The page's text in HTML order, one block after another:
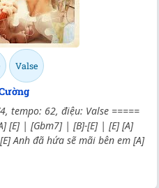
Valse
tempo: 62, điệu: Valse =====
[E] | [Gbm7] | [B]-[E] | [E] [A]
Anh đã hứa sẽ mãi bên em [A]